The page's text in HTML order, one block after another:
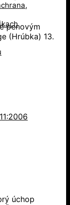
penovým
(Hrúbka) 13.
úchop